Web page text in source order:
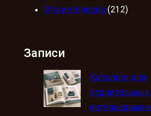
Это интересно (212)
Записи
Каталоги для
строительных,
интерьерных и